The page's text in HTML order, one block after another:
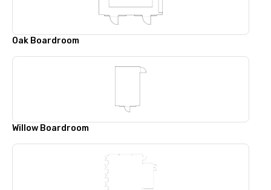
Oak Boardroom
Willow Boardroom